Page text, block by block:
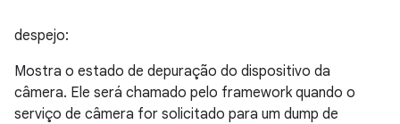
despejo:
Mostra o estado de depuração do dispositivo da
câmera. Ele será chamado pelo framework quando o
serviço de câmera for solicitado para um dump de